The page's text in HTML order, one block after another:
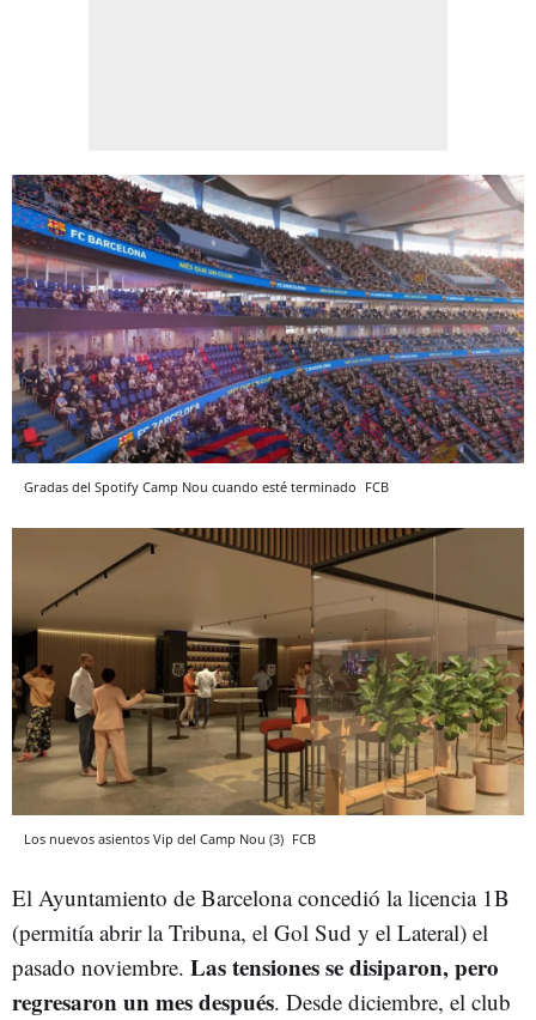
Gradas del Spotify Camp Nou cuando esté terminado FCB
Los nuevos asientos Vip del Camp Nou (3) FCB
El Ayuntamiento de Barcelona concedió la licencia 1B
(permitía abrir la Tribuna, el Gol Sud y el Lateral) el
pasado noviembre. Las tensiones se disiparon, pero
regresaron un mes después. Desde diciembre, el club